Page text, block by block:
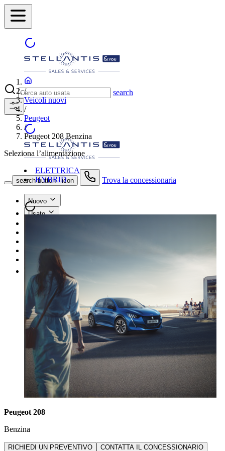
search
search button - icon Trova la concessionaria
Nuovo
Usato
Vendi un'auto
Altro
/
Veicoli nuovi
/
Peugeot
/
Peugeot 208 Benzina
Seleziona l’alimentazione
ELETTRICA
HYBRID
Peugeot 208
Benzina
RICHIEDI UN PREVENTIVO CONTATTA IL CONCESSIONARIO